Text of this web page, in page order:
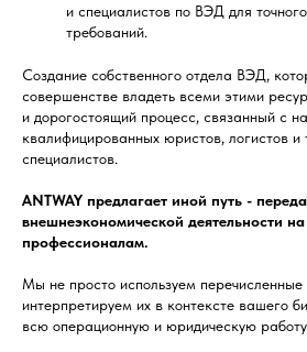
и специалистов по ВЭД для
требований.
Создание собственного отдела ВЭД,
совершенстве владеть всеми этими
и дорогостоящий процесс, связанный с
квалифицированных юристов, логистов
специалистов.
ANTWAY предлагает иной путь -
внешнеэкономической деятельности
профессионалам.
Мы не просто используем
интерпретируем их в контексте вашего
всю операционную и юридическую